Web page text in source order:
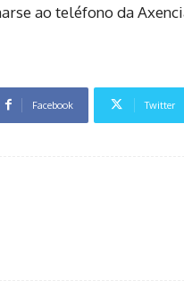
ao teléfono da
Facebook Twitter